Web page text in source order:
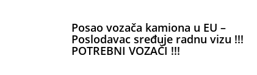
Posao vozača kamiona u EU –
Poslodavac sređuje radnu vizu !!!
POTREBNI VOZAČI !!!